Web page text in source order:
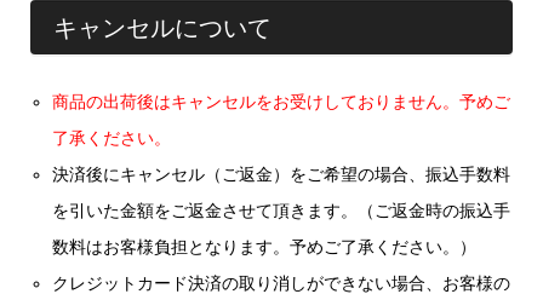
キャンセルについて
商品の出荷後はキャンセルをお受けしておりません。予めご
了承ください。
決済後にキャンセル（ご返金）をご希望の場合、振込手数料
を引いた金額をご返金させて頂きます。（ご返金時の振込手
数料はお客様負担となります。予めご了承ください。）
クレジットカード決済の取り消しができない場合、お客様の